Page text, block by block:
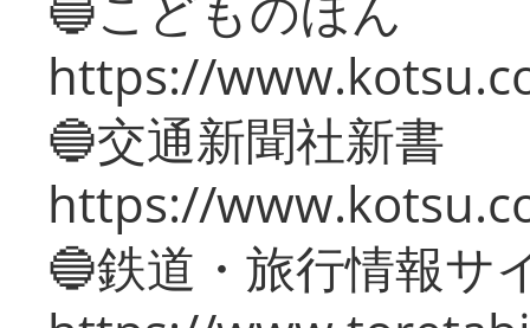
https://
🔵交通新聞社新書
https://
🔵鉄道・旅行情報サ